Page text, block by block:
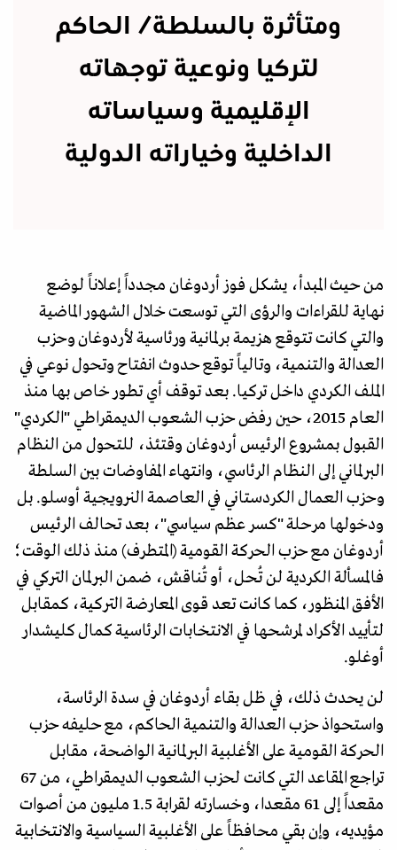
ومتأثرة بالسلطة/ الحاكم
لتركيا ونوعية توجهاته
الإقليمية وسياساته
الداخلية وخياراته الدولية
من حيث المبدأ، يشكل فوز أردوغان مجدداً إعلاناً لوضع
نهاية للقراءات والرؤى التي توسعت خلال الشهور الماضية
والتي كانت تتوقع هزيمة برلمانية ورئاسية لأردوغان وحزب
العدالة والتنمية، وتالياً توقع حدوث انفتاح وتحول نوعي في
الملف الكردي داخل تركيا. بعد توقف أي تطور خاص بها منذ
العام 2015، حين رفض حزب الشعوب الديمقراطي "الكردي"
القبول بمشروع الرئيس أردوغان وقتئذ، للتحول من النظام
البرلماني إلى النظام الرئاسي، وانتهاء المفاوضات بين السلطة
وحزب العمال الكردستاني في العاصمة النرويجية أوسلو. بل
ودخولها مرحلة "كسر عظم سياسي"، بعد تحالف الرئيس
أردوغان مع حزب الحركة القومية (المتطرف) منذ ذلك الوقت؛
فالمسألة الكردية لن تُحل، أو تُناقش، ضمن البرلمان التركي في
الأفق المنظور، كما كانت تعد قوى المعارضة التركية، كمقابل
لتأييد الأكراد لمرشحها في الانتخابات الرئاسية كمال كليشدار
أوغلو.
لن يحدث ذلك، في ظل بقاء أردوغان في سدة الرئاسة،
واستحواذ حزب العدالة والتنمية الحاكم، مع حليفه حزب
الحركة القومية على الأغلبية البرلمانية الواضحة، مقابل
تراجع المقاعد التي كانت لحزب الشعوب الديمقراطي، من 67
مقعداً إلى 61 مقعدا، وخسارته لقرابة 1.5 مليون من أصوات
مؤيديه، وإن بقي محافظاً على الأغلبية السياسية والانتخابية